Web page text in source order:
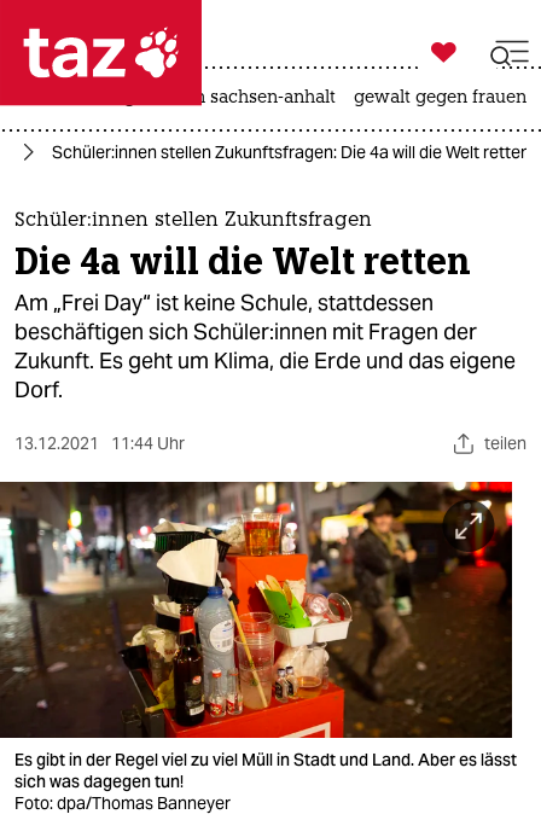
 taz zahl ich
taz zahl ich
themen
politik
öko
gesellschaft
kultur
sport
berlin
nord
wahrheit
verlag
verlag
veranstaltungen

taz zahl ich
landtagswahl in sachsen-anhalt gewalt gegen frauen
Schü­le­r:in­nen stellen Zukunftsfragen: Die 4a will die Welt retten
Schü­le­r:in­nen stellen Zukunftsfragen
Die 4a will die Welt retten
Am „Frei Day“ ist keine Schule, stattdessen
beschäftigen sich Schü­le­r:in­nen mit Fragen der
Zukunft. Es geht um Klima, die Erde und das eigene
Dorf.
13.12.2021 11:44 Uhr teilen
Es gibt in der Regel viel zu viel Müll in Stadt und Land. Aber es lässt
sich was dagegen tun!
Foto: dpa/Thomas Banneyer